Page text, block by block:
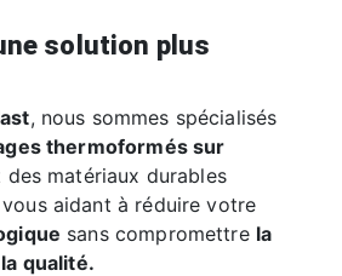
solution plus
, nous sommes spécialisés
thermoformés sur
des matériaux durables
aidant à réduire votre
sans compromettre la
qualité.